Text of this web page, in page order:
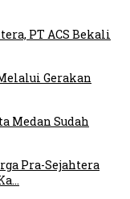
PT ACS Bekali
Gerakan
Medan Sudah
Pra-Sejahtera